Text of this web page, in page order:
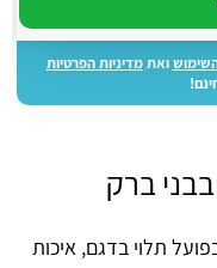
ואתמדיניות הפרטיות
בבני ברק
תלוי בדגם, איכות